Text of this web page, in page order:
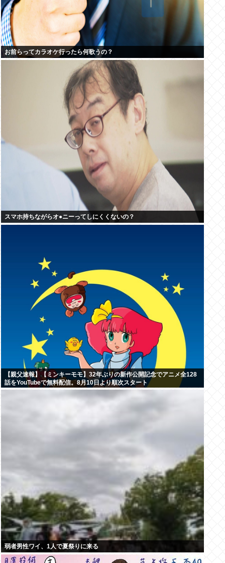
お前らってカラオケ行ったら何歌うの？
スマホ持ちながらオ●ニーってしにくくないの？
【親父速報】【ミンキーモモ】32年ぶりの新作公開記念でアニメ全128
話をYouTubeで無料配信。8月10日より順次スタート
弱者男性ワイ、1人で夏祭りに来る